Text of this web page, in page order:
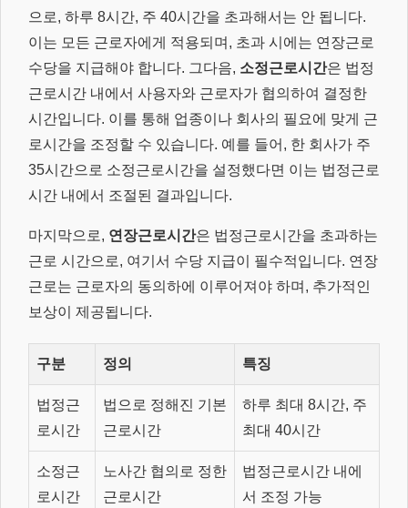
으로, 하루 8시간, 주 40시간을 초과해서는 안 됩니다.
이는 모든 근로자에게 적용되며, 초과 시에는 연장근로
수당을 지급해야 합니다. 그다음, 소정근로시간은 법정
근로시간 내에서 사용자와 근로자가 협의하여 결정한
시간입니다. 이를 통해 업종이나 회사의 필요에 맞게 근
로시간을 조정할 수 있습니다. 예를 들어, 한 회사가 주
35시간으로 소정근로시간을 설정했다면 이는 법정근로
시간 내에서 조절된 결과입니다.
마지막으로, 연장근로시간은 법정근로시간을 초과하는
근로 시간으로, 여기서 수당 지급이 필수적입니다. 연장
근로는 근로자의 동의하에 이루어져야 하며, 추가적인
보상이 제공됩니다.
구분 정의 특징
법정근
로시간
법으로 정해진 기본
근로시간
하루 최대 8시간, 주
최대 40시간
소정근
로시간
노사간 협의로 정한
근로시간
법정근로시간 내에
서 조정 가능